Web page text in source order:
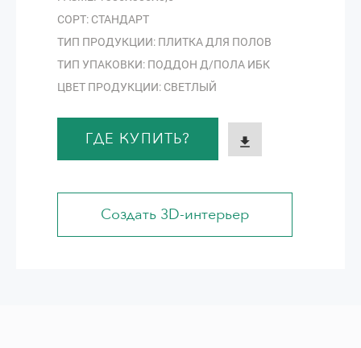
СОРТ: СТАНДАРТ
ТИП ПРОДУКЦИИ: ПЛИТКА ДЛЯ ПОЛОВ
ТИП УПАКОВКИ: ПОДДОН Д/ПОЛА ИБК
ЦВЕТ ПРОДУКЦИИ: СВЕТЛЫЙ
ГДЕ КУПИТЬ?
Создать 3D-интерьер